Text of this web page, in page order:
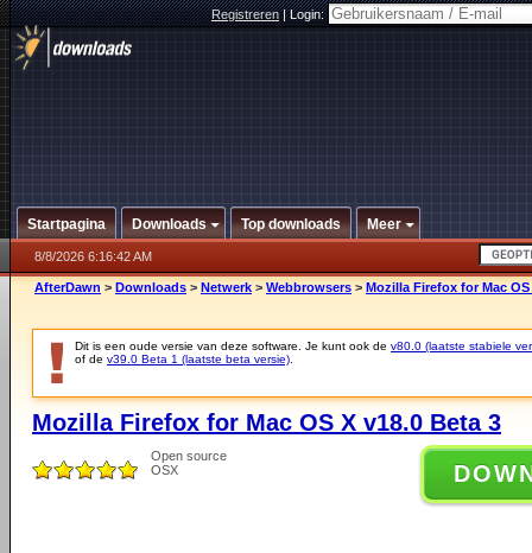
Registreren|Login:
Startpagina Downloads Top downloads Meer
8/8/2026 6:16:42 AM
AfterDawn > Downloads > Netwerk > Webbrowsers > Mozilla Firefox for Mac OS
Dit is een oude versie van deze software. Je kunt ook de v80.0 (laatste stabiele
of de v39.0 Beta 1 (laatste beta versie)
Mozilla Firefox for Mac OS X v18.0 Beta 3
Open source
OSX